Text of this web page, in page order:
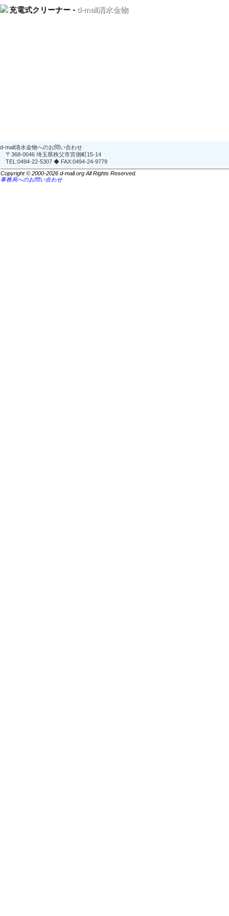
充電式クリーナー - d-mall清水金物
d-mall清水金物へのお問い合わせ
〒368-0046 埼玉県秩父市宮側町15-14
TEL:0494-22-5307 ◆ FAX:0494-24-9779
Copyright © 2000-2026 d-mall.org All Rights Reserved.
事務局へのお問い合わせ